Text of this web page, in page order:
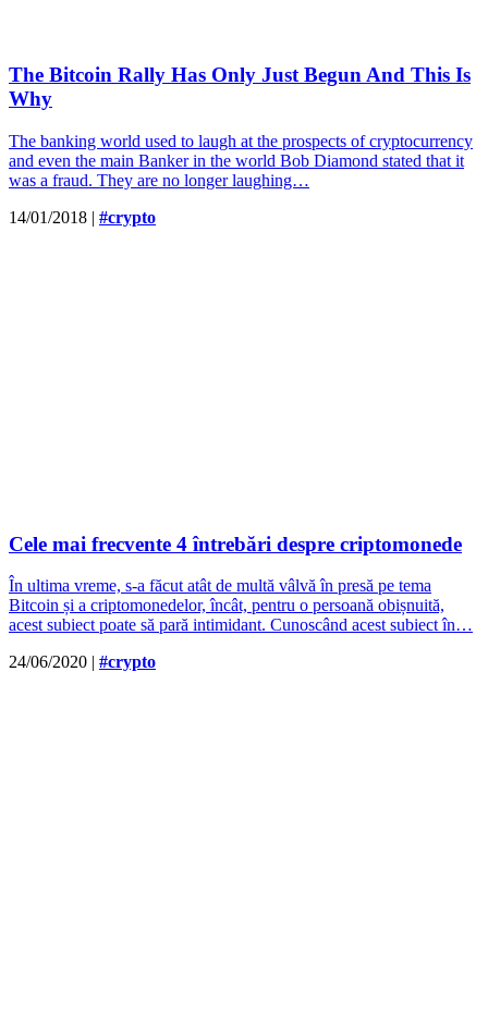
The Bitcoin Rally Has Only Just Begun And This Is
Why
The banking world used to laugh at the prospects of cryptocurrency
and even the main Banker in the world Bob Diamond stated that it
was a fraud. They are no longer laughing…
14/01/2018 | #crypto
Cele mai frecvente 4 întrebări despre criptomonede
În ultima vreme, s-a făcut atât de multă vâlvă în presă pe tema
Bitcoin și a criptomonedelor, încât, pentru o persoană obișnuită,
acest subiect poate să pară intimidant. Cunoscând acest subiect în…
24/06/2020 | #crypto